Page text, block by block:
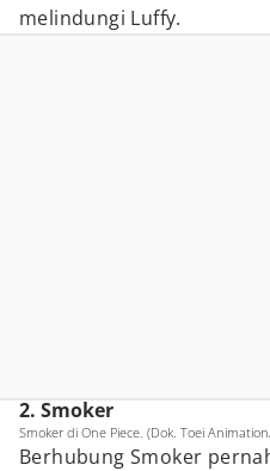
melindungi Luffy.
2. Smoker
Smoker di One Piece. (Dok. Toei
Berhubung Smoker